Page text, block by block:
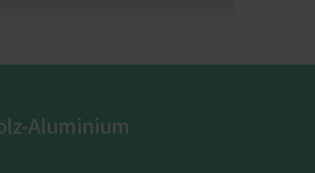
Aluminium